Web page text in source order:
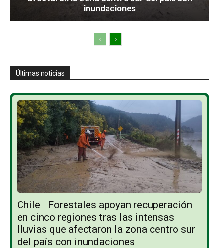
inundaciones
Últimas noticias
Chile | Forestales apoyan recuperación
en cinco regiones tras las intensas
lluvias que afectaron la zona centro sur
del país con inundaciones